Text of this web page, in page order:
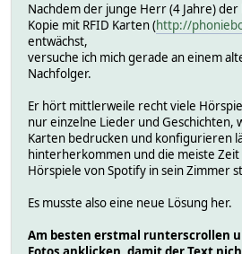
Nachdem der junge Herr (4 Jahre)
Kopie mit RFID Karten (http://
entwächst,
versuche ich mich gerade an einem
Nachfolger.
Er hört mittlerweile recht viele
nur einzelne Lieder und Geschichten,
Karten bedrucken und konfigurieren
hinterherkommen und die meiste
Hörspiele von Spotify in sein Zimmer
Es musste also eine neue Lösung her.
Am besten erstmal runterscrollen